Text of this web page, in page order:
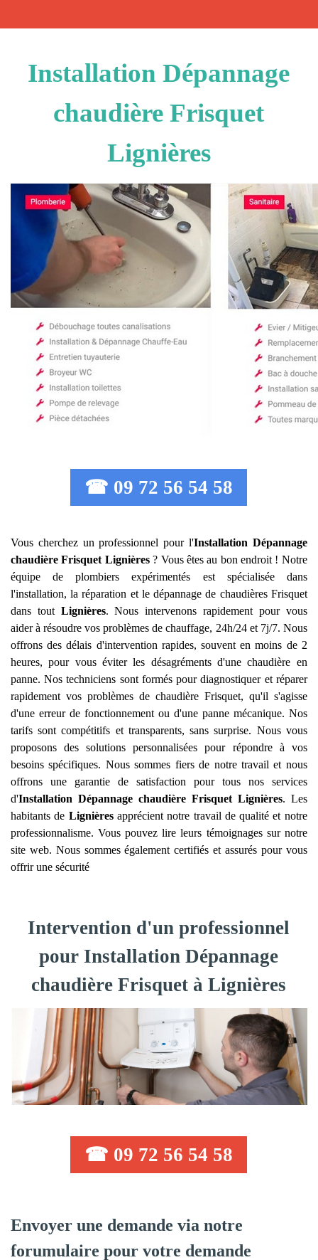
Installation Dépannage
chaudière Frisquet
Lignières
☎ 09 72 56 54 58
Vous cherchez un professionnel pour l'Installation Dépannage
chaudière Frisquet Lignières? Vous êtes au bon endroit ! Notre
équipe de plombiers expérimentés est spécialisée dans
l'installation, la réparation et le dépannage de chaudières Frisquet
dans tout Lignières. Nous intervenons rapidement pour vous
aider à résoudre vos problèmes de chauffage, 24h/24 et 7j/7. Nous
offrons des délais d'intervention rapides, souvent en moins de 2
heures, pour vous éviter les désagréments d'une chaudière en
panne. Nos techniciens sont formés pour diagnostiquer et réparer
rapidement vos problèmes de chaudière Frisquet, qu'il s'agisse
d'une erreur de fonctionnement ou d'une panne mécanique. Nos
tarifs sont compétitifs et transparents, sans surprise. Nous vous
proposons des solutions personnalisées pour répondre à vos
besoins spécifiques. Nous sommes fiers de notre travail et nous
offrons une garantie de satisfaction pour tous nos services
d'Installation Dépannage chaudière Frisquet Lignières. Les
habitants de Lignièresapprécient notre travail de qualité et notre
professionnalisme. Vous pouvez lire leurs témoignages sur notre
site web. Nous sommes également certifiés et assurés pour vous
offrir une sécurité
Intervention d'un professionnel
pour Installation Dépannage
chaudière Frisquet à Lignières
☎ 09 72 56 54 58
Envoyer une demande via notre
forumulaire pour votre demande